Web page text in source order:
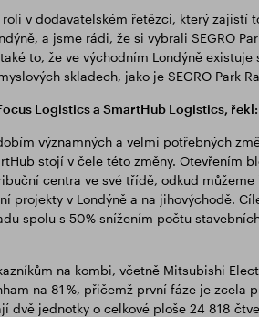
v dodavatelském řetězci, který zajistí
a jsme rádi, že si vybrali SEGRO
to, že ve východním Londýně
skladech, jako je SEGRO Park
Logistics a SmartHub Logistics, řekl:
významných a velmi potřebných
stojí v čele této změny. Otevřením
centra ve své třídě, odkud
projekty v Londýně a na jihovýchodě.
spolu s 50% snížením počtu
na kombi, včetně Mitsubishi
na 81 %, přičemž první fáze je zcela
dvě jednotky o celkové ploše 24 818